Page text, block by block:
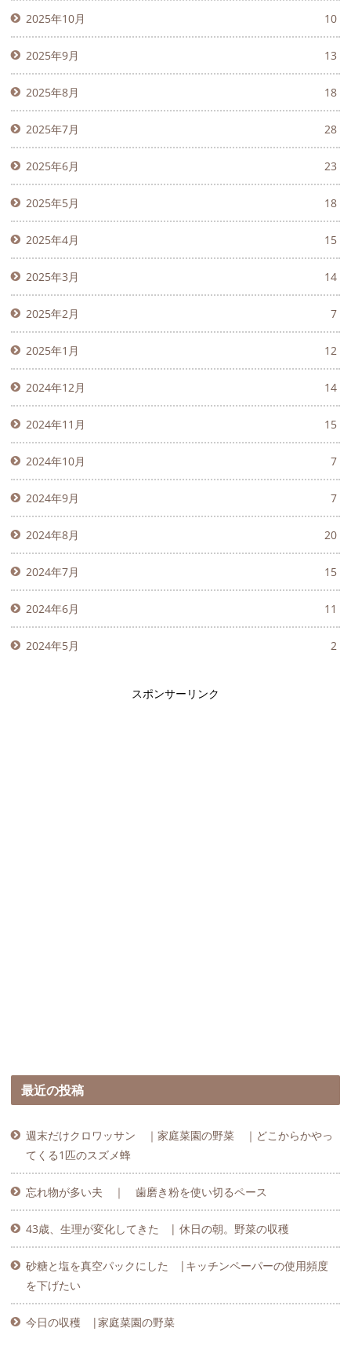
2025年10月 10
2025年9月 13
2025年8月 18
2025年7月 28
2025年6月 23
2025年5月 18
2025年4月 15
2025年3月 14
2025年2月 7
2025年1月 12
2024年12月 14
2024年11月 15
2024年10月 7
2024年9月 7
2024年8月 20
2024年7月 15
2024年6月 11
2024年5月 2
スポンサーリンク
最近の投稿
週末だけクロワッサン ｜家庭菜園の野菜 ｜どこからかやっ
てくる1匹のスズメ蜂
忘れ物が多い夫 ｜ 歯磨き粉を使い切るペース
43歳、生理が変化してきた | 休日の朝。野菜の収穫
砂糖と塩を真空パックにした |キッチンペーパーの使用頻度
を下げたい
今日の収穫 |家庭菜園の野菜